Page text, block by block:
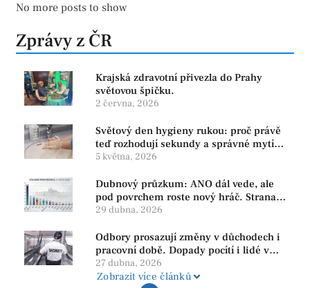
No more posts to show
Zprávy z ČR
Krajská zdravotní přivezla do Prahy
světovou špičku.
2 června, 2026
Světový den hygieny rukou: proč právě
teď rozhodují sekundy a správné mytí
rukou
5 května, 2026
Dubnový průzkum: ANO dál vede, ale
pod povrchem roste nový hráč. Strana
PRO se drží nejvýš mezi menšími
29 dubna, 2026
Odbory prosazují změny v důchodech i
pracovní době. Dopady pocítí i lidé v
našem regionu
27 dubna, 2026
Zobrazit více článků